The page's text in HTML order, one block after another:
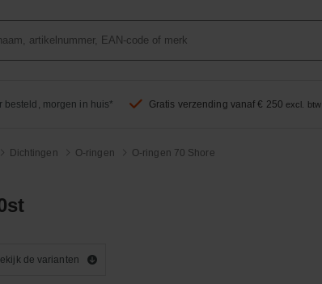
besteld, morgen in huis* Gratis verzending vanaf € 250 excl. btw
Dichtingen O-ringen O-ringen 70 Shore
de varianten